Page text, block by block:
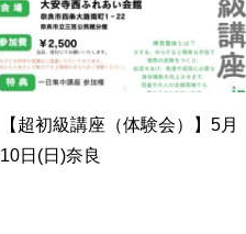
【超初級講座（体験会）】5月
10日(日)奈良